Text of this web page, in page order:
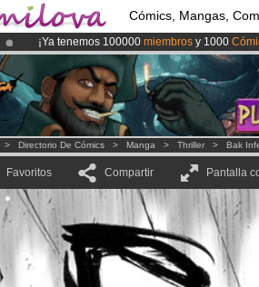
Cómics, Mangas,
¡Ya tenemos 100000 miembros y 1000
¡Conviertete en Premium por3.95 eurosal
El Kickstarter Amilova está desormado
> Directorio De Cómics > Manga > Thriller > Bak
Favoritos Compartir Pantalla